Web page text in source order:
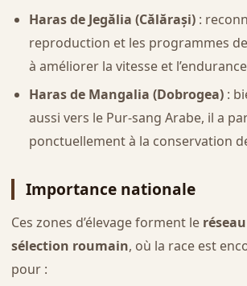
Haras de Jegălia (Călărași):
reproduction et les programmes
à améliorer la vitesse et
Haras de Mangalia (Dobrogea):
aussi vers le Pur-sang Arabe, il a
ponctuellement à la conservation
Importance nationale
Ces zones d’élevage forment le
sélection roumain, où la race est
pour :